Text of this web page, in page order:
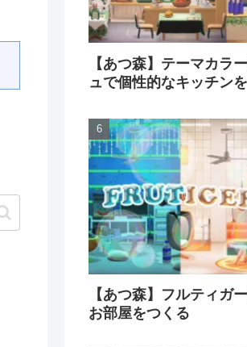
【あつ森】テーマカラ
ュで個性的なキッチン
【あつ森】フルティガ
お部屋をつくる